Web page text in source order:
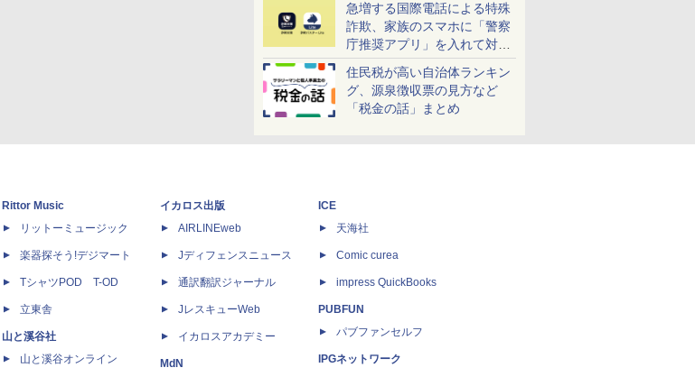
急増する国際電話による特殊
詐欺、家族のスマホに「警察
庁推奨アプリ」を入れて対策
しよう！
住民税が高い自治体ランキン
グ、源泉徴収票の見方など
「税金の話」まとめ
Rittor Music
リットーミュージック
楽器探そう!デジマート
TシャツPOD T-OD
立東舎
山と溪谷社
山と溪谷オンライン
イカロス出版
AIRLINEweb
Jディフェンスニュース
通訳翻訳ジャーナル
JレスキューWeb
イカロスアカデミー
MdN
ICE
天海社
Comic curea
impress QuickBooks
PUBFUN
パブファンセルフ
IPGネットワーク